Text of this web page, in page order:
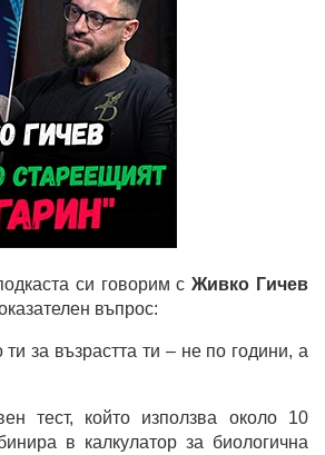
си говорим сЖивко Гичев
въпрос:
ти за възрастта ти – не по години, а
тест, който използва около 10
в калкулатор за биологична